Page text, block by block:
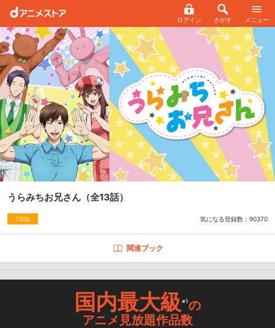
ログイン さがす メニュー
うらみちお兄さん （全13話）
720p 気になる登録数： 90370
関連ブック
国内最大級※1の
アニメ見放題作品数